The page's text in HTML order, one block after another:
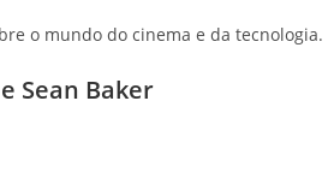
o mundo do cinema e da tecnologia.
Sean Baker